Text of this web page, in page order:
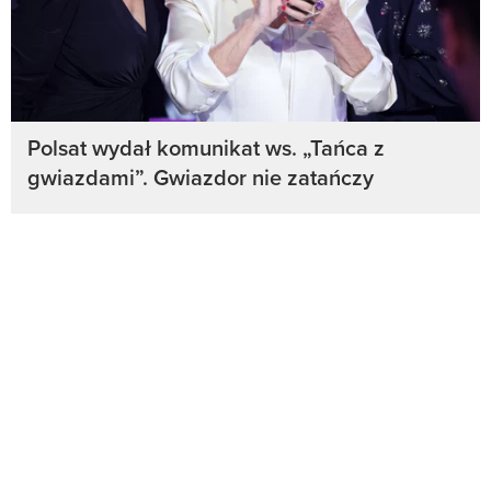
Polsat wydał komunikat ws. „Tańca z
gwiazdami”. Gwiazdor nie zatańczy